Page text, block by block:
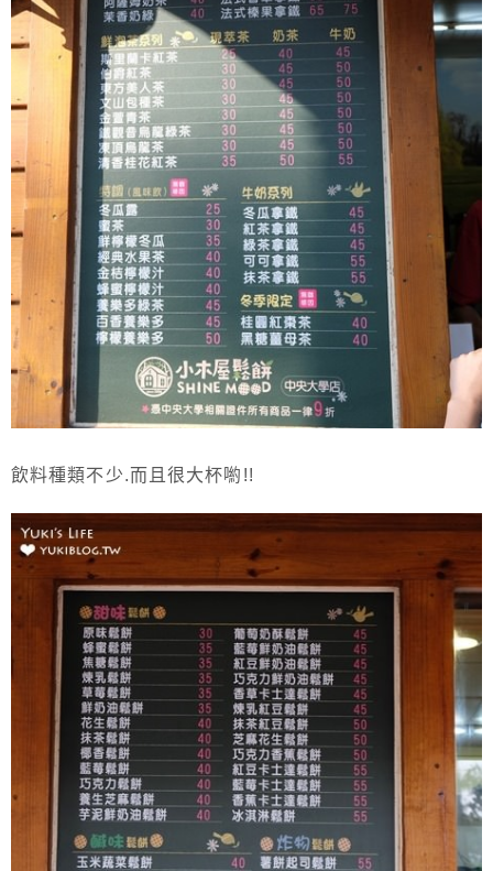
飲料種類不少.而且很大杯喲!!